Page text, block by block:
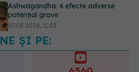
Ți-ai mărit buzele? Cele 4 greșeli
care pot strica rezultatul după
injectarea cu acid hialuronic
07.08.2026, 13:54
ȘI PE:
ABONAȚI